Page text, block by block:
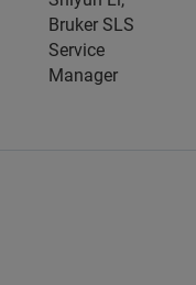
Bruker SLS
Service
Manager